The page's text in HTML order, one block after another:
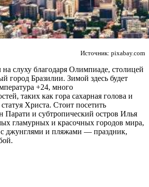
Источник: pixabay.com
слуху благодаря Олимпиаде, столицей
город Бразилии. Зимой здесь будет
+24, много
таких как гора сахарная голова и
Христа. Стоит посетить
Парати и субтропический остров Илья
гламурных и красочных городов мира,
джунглями и пляжами — праздник,